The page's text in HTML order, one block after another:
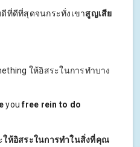
ที่ดีที่สุดจนกระทั่งเขาสูญเสีย
ให้อิสระในการทำบาง
youfree rein to do
ให้อิสระในการทำในสิ่งที่คุณ